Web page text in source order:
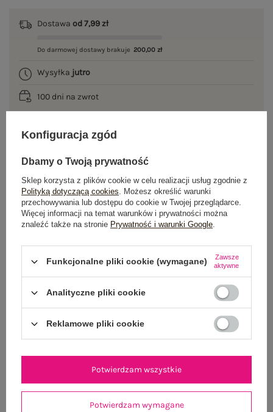
Dostawa od 7,99 zł
Do darmowej dostawy brakuje 200,00 zł
Wysyłka jutro
100 dni na zwrot
GŁÓWNE PARAMETRY
OPINIE O PRODUKCIE (0)
ZWROTY I REKLAMACJE
OSTATNIO OGLĄDANE
Zobacz wszystko
Konfiguracja zgód
Dbamy o Twoją prywatność
Sklep korzysta z plików cookie w celu realizacji usług zgodnie z
Polityką dotyczącą cookies. Możesz określić warunki
przechowywania lub dostępu do cookie w Twojej przeglądarce.
Więcej informacji na temat warunków i prywatności można
znaleźć także na stronie Prywatność i warunki Google.
Funkcjonalne pliki cookie (wymagane)
Zawsze
aktywne
Analityczne pliki cookie
Reklamowe pliki cookie
Potwierdzam wymagane
Potwierdzam wszystkie